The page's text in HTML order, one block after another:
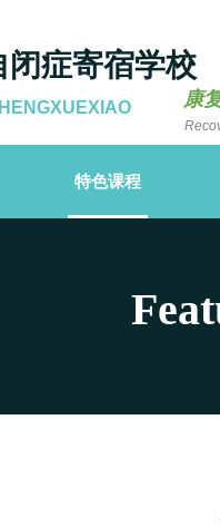
症寄宿学校
康
特色课程